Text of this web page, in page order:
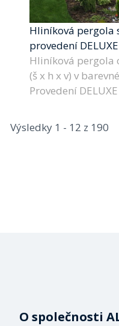
Hliníková pergola
provedení DELUXE
Hliníková pergola
(š x h x v) v
Provedení DELUXE
Výsledky 1 - 12 z 190
O společnosti